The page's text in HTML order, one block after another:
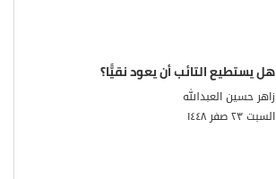
هل يستطيع التائب أن يعود نقيًّا؟
زاهر حسين العبدالله
السبت ٢٣ صفر ١٤٤٨